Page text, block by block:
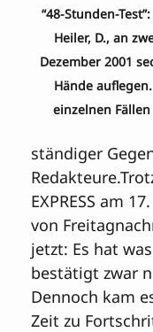
“48-Stunden-
Heiler, D., an
Dezember 2001
Hände
einzelnen
ständiger
EXPRESS am
von
jetzt: Es hat
bestätigt zwar
Dennoch kam
Zeit zu